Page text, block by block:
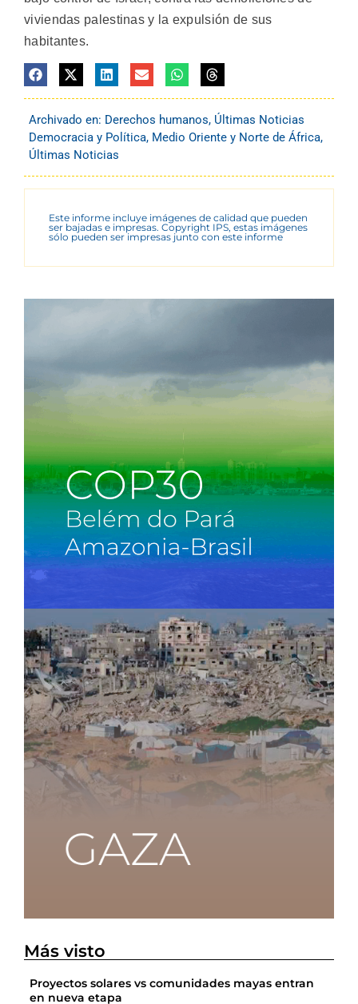
viviendas palestinas y la expulsión de sus
habitantes.
Archivado en: Derechos humanos, Últimas Noticias
Democracia y Política, Medio Oriente y Norte de África,
Últimas Noticias
Este informe incluye imágenes de calidad que pueden
ser bajadas e impresas. Copyright IPS, estas imágenes
sólo pueden ser impresas junto con este informe
Más visto
Proyectos solares vs comunidades mayas entran
en nueva etapa